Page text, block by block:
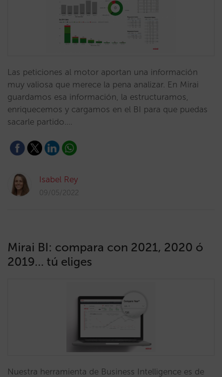
Las peticiones al motor aportan una información
muy valiosa que merece la pena analizar. En Mirai
guardamos esa información, la estructuramos,
enriquecemos y cargamos en el BI para que puedas
sacarle partido.…
Isabel Rey
09/05/2022
Mirai BI: compara con 2021, 2020 ó
2019… tú eliges
Nuestra herramienta de Business Intelligence es de